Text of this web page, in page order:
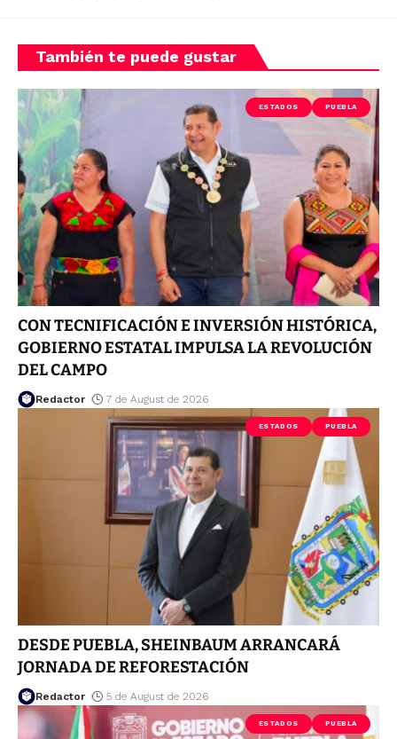
También te puede gustar
ESTADOS PUEBLA
CON TECNIFICACIÓN E INVERSIÓN HISTÓRICA,
GOBIERNO ESTATAL IMPULSA LA REVOLUCIÓN
DEL CAMPO
Redactor 7 de August de 2026
ESTADOS PUEBLA
DESDE PUEBLA, SHEINBAUM ARRANCARÁ
JORNADA DE REFORESTACIÓN
Redactor 5 de August de 2026
ESTADOS PUEBLA